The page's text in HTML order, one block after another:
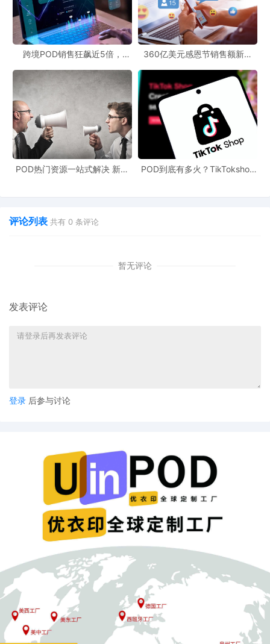
在，借助AI工具，能够快速生成各种风格的文案，如产品描述、营
销邮件等。AI可以分析大量的优质文案样本，学习其中的语言表达
和营销策略，从而为POD产品生成更具吸引力和说服力的文案。不
过，需要注意的是，AI生成的文案虽然高效，但可能缺乏一定的情
感和个性，所以在使用时，文案创作者还需要进行适当的修改和润
色，使其更符合品牌的定位和目标受众的需求。
综上所述，2025年全球AI技术的发展态势为POD跨境官网、POD电
商平台对接以及POD文案创作带来了新的机遇和挑战。跨境电商从
业者需要密切关注这些跨境最新动态，积极将AI技术融入到POD业
务的各个环节中，以提升自身的竞争力，在激烈的市场竞争中取得
跨境POD销售狂飙近5倍，
360亿美元感恩节销售额新纪
新风潮！
POD热门资源一站式解决 新手
POD到底有多火？TikTokshop
评论列表 共有 0 条评论
暂无评论
发表评论
登录 后参与讨论